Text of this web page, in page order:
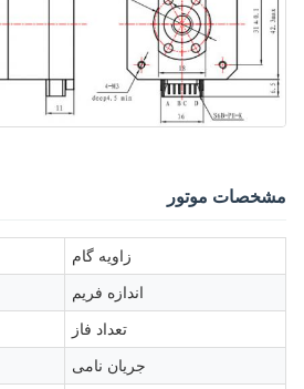
مشخصات موتور
زاویه گام
اندازه فریم
تعداد فاز
جریان نامی